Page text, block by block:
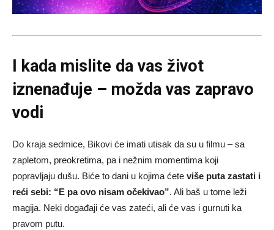
I kada mislite da vas život
iznenađuje – možda vas zapravo
vodi
Do kraja sedmice, Bikovi će imati utisak da su u filmu – sa
zapletom, preokretima, pa i nežnim momentima koji
popravljaju dušu. Biće to dani u kojima ćete više puta zastati i
reći sebi: “E pa ovo nisam očekivao”. Ali baš u tome leži
magija. Neki događaji će vas zateći, ali će vas i gurnuti ka
pravom putu.